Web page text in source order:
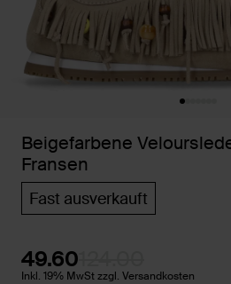
Beigefarbene
Fransen
Fast ausverkauft
49.60
Inkl. 19% MwSt zzgl. Versandkosten